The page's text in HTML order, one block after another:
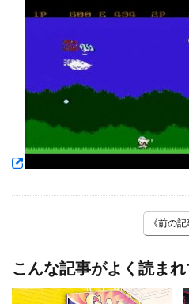
《前の
こんな記事がよく読ま